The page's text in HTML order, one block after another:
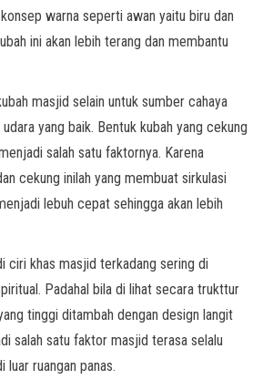
warna seperti awan yaitu biru dan
ini akan lebih terang dan membantu
masjid selain untuk sumber cahaya
yang baik. Bentuk kubah yang cekung
salah satu faktornya. Karena
cekung inilah yang membuat sirkulasi
lebuh cepat sehingga akan lebih
ciri khas masjid terkadang sering di
Padahal bila di lihat secara trukttur
tinggi ditambah dengan design langit
salah satu faktor masjid terasa selalu
luar ruangan panas.